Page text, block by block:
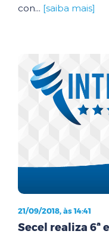
con... [saiba mais]
21/09/2018, às 14:41
Secel realiza 6ª